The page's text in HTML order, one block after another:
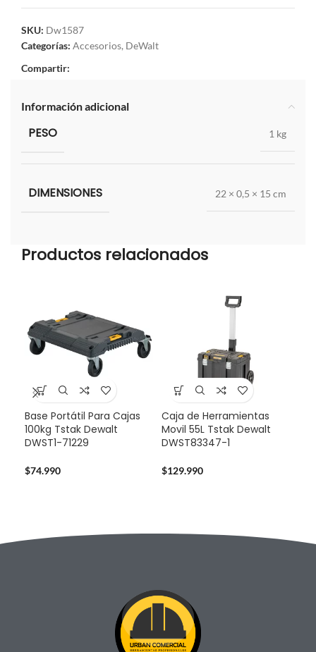
SKU: Dw1587
Categorías: Accesorios, DeWalt
Compartir:
Información adicional
PESO 1 kg
DIMENSIONES 22 × 0,5 × 15 cm
Productos relacionados
Base Portátil Para Cajas
100kg Tstak Dewalt
DWST1-71229
$74.990
Caja de Herramientas
Movil 55L Tstak Dewalt
DWST83347-1
$129.990